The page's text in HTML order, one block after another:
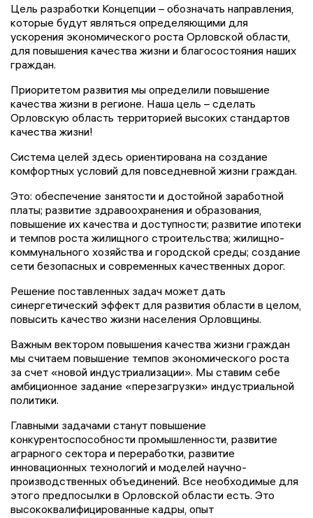
Цель разработки Концепции – обозначать направления,
которые будут являться определяющими для
ускорения экономического роста Орловской области,
для повышения качества жизни и благосостояния наших
граждан.
Приоритетом развития мы определили повышение
качества жизни в регионе. Наша цель – сделать
Орловскую область территорией высоких стандартов
качества жизни!
Система целей здесь ориентирована на создание
комфортных условий для повседневной жизни граждан.
Это: обеспечение занятости и достойной заработной
платы; развитие здравоохранения и образования,
повышение их качества и доступности; развитие ипотеки
и темпов роста жилищного строительства; жилищно-
коммунального хозяйства и городской среды; создание
сети безопасных и современных качественных дорог.
Решение поставленных задач может дать
синергетический эффект для развития области в целом,
повысить качество жизни населения Орловщины.
Важным вектором повышения качества жизни граждан
мы считаем повышение темпов экономического роста
за счет «новой индустриализации». Мы ставим себе
амбиционное задание «перезагрузки» индустриальной
политики.
Главными задачами станут повышение
конкурентоспособности промышленности, развитие
аграрного сектора и переработки, развитие
инновационных технологий и моделей научно-
производственных объединений. Все необходимые для
этого предпосылки в Орловской области есть. Это
высококвалифицированные кадры, опыт